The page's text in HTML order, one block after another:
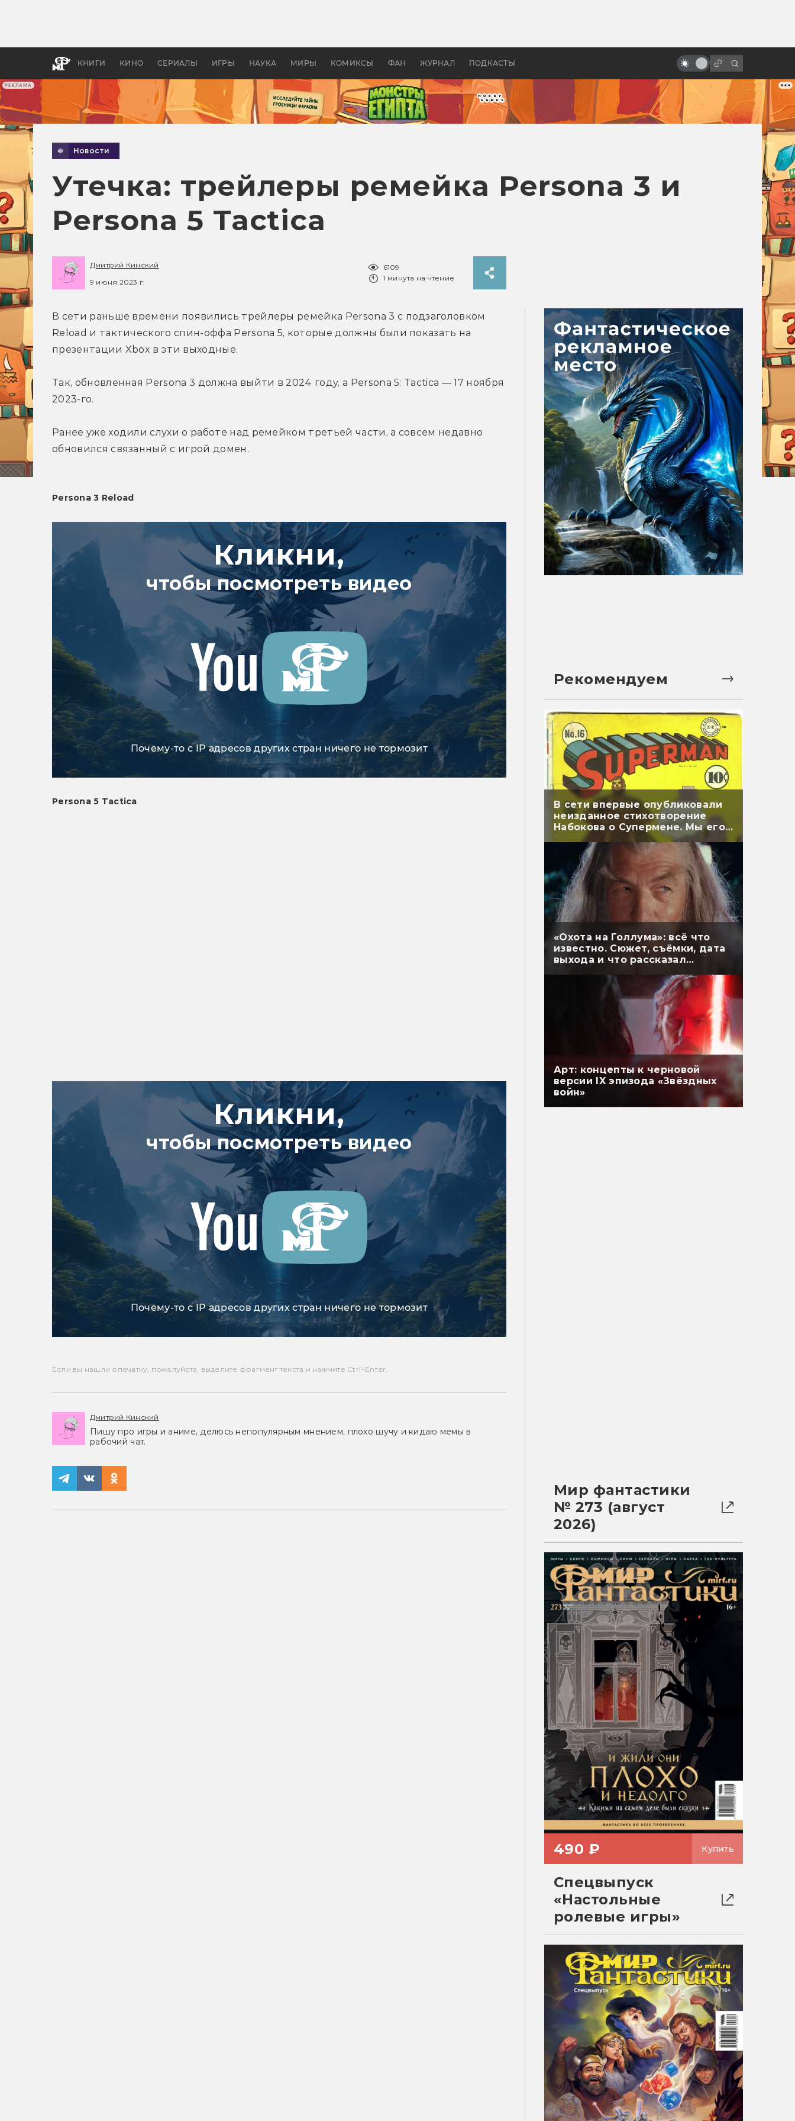
РЕКЛАМА
КНИГИ КИНО СЕРИАЛЫ ИГРЫ НАУКА МИРЫ КОМИКСЫ ФАН ЖУРНАЛ ПОДКАСТЫ
бы «Властелина колец»
Древней Грецией
книги Лукьяненко
Новости
Утечка: трейлеры ремейка Persona 3 и
Persona 5 Tactica
Дмитрий Кинский
9 июня 2023 г.
6109
1 минута на чтение
В сети раньше времени появились трейлеры ремейка Persona 3 с подзаголовком
Reload и тактического спин-оффа Persona 5, которые должны были показать на
презентации Xbox в эти выходные.
Так, обновленная Persona 3 должна выйти в 2024 году, а Persona 5: Tactica — 17 ноября
2023-го.
Ранее уже ходили слухи о работе над ремейком третьей части, а совсем недавно
обновился связанный с игрой домен.
Persona 3 Reload
Кликни,
чтобы посмотреть видео
Почему-то с IP адресов других стран ничего не тормозит
Persona 5 Tactica
Кликни,
чтобы посмотреть видео
Почему-то с IP адресов других стран ничего не тормозит
Если вы нашли опечатку, пожалуйста, выделите фрагмент текста и нажмите Ctrl+Enter.
Дмитрий Кинский
Пишу про игры и аниме, делюсь непопулярным мнением, плохо шучу и кидаю мемы в
рабочий чат.
Рекомендуем
В сети впервые опубликовали
неизданное стихотворение
Набокова о Супермене. Мы его
перевели
«Охота на Голлума»: всё что
известно. Сюжет, съёмки, дата
выхода и что рассказал
Арт: концепты к черновой
версии IX эпизода «Звёздных
войн»
Мир фантастики
№ 273 (август
2026)
490 ₽ Купить
Спецвыпуск
«Настольные
ролевые игры»